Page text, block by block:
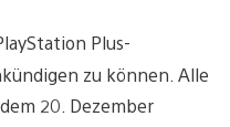
Plus-
zu können. Alle
20. Dezember